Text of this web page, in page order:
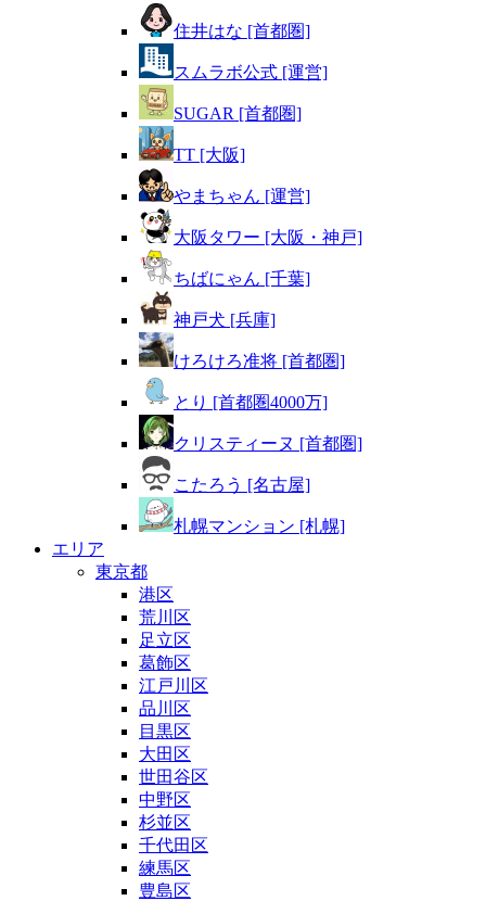
住井はな [首都圏]
スムラボ公式 [運営]
SUGAR [首都圏]
TT [大阪]
やまちゃん [運営]
大阪タワー [大阪・神戸]
ちばにゃん [千葉]
神戸犬 [兵庫]
けろけろ准将 [首都圏]
とり [首都圏4000万]
クリスティーヌ [首都圏]
こたろう [名古屋]
札幌マンション [札幌]
エリア
東京都
港区
荒川区
足立区
葛飾区
江戸川区
品川区
目黒区
大田区
世田谷区
中野区
杉並区
千代田区
練馬区
豊島区